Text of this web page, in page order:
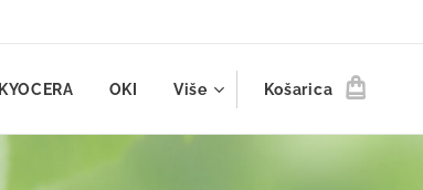
KYOCERA OKI Više Košarica